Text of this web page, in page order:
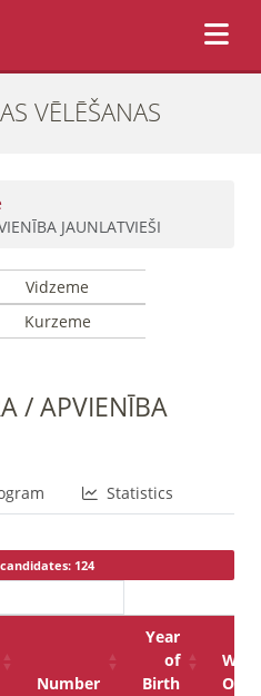
VĒLĒŠANAS
JAUNLATVIEŠI
Vidzeme
Kurzeme
/ APVIENĪBA
Statistics
124
Number
Year
of
Birth